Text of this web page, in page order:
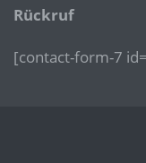
Rückruf
[contact-form-7